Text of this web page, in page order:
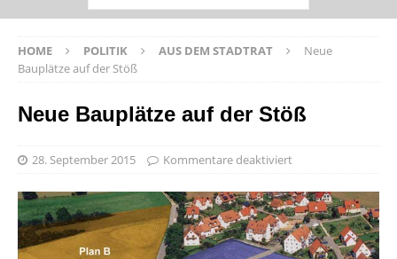
HOME POLITIK AUS DEM STADTRAT
Neue
Bauplätze auf der Stöß
Neue Bauplätze auf der Stöß
28. September 2015 Kommentare deaktiviert